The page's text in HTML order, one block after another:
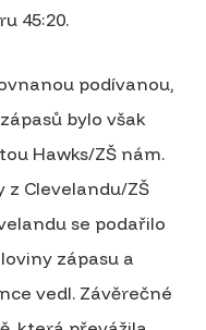
45:20.
podívanou,
bylo však
Hawks/ZŠ nám.
z Clevelandu/ZŠ
se podařilo
zápasu a
vedl. Závěrečné